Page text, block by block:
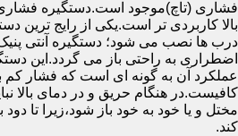
فشاری (تاچ)موجود است.دستگیره فشاری
بالا کاربردی تر است.یکی از رایج ترین
درب ها نصب می شود؛ دستگیره آنتی
اضطراری به راحتی باز می گردد.این
عملکرد آن به گونه ای است که فشار کم
کافیست.در هنگام حریق و در دمای بالا
مختل و یا خود به خود باز شود،زیرا تا
کند.